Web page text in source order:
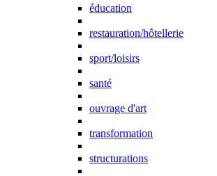
éducation
restauration/hôtellerie
sport/loisirs
santé
ouvrage d'art
transformation
structurations